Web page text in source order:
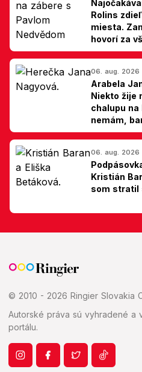
Rolins
miesta.
hovorí za
06. aug. 2026
Arabela
Niekto žije
chalupu na
nemám,
Slovákom
06. aug. 2026
Kristián
som stratil
© 2010 - 2026 Ringier Slovakia
Autorské práva sú vyhradené
portálu.